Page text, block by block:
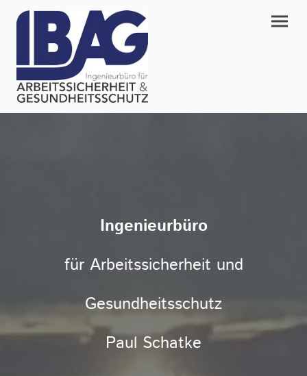
Ingenieurbüro
für Arbeitssicherheit und
Gesundheitsschutz
Paul Schatke